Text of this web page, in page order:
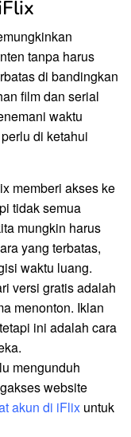
tanpa harus
di bandingkan
film dan serial
waktu
di ketahui
memberi akses ke
tidak semua
mungkin harus
yang terbatas,
waktu luang.
versi gratis adalah
menonton. Iklan
ini adalah cara
mengunduh
website
akun di iFlix untuk